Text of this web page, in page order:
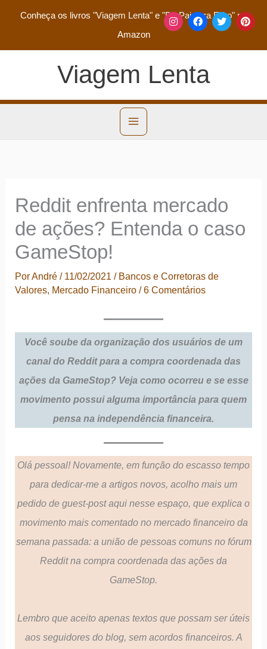
Conheça os livros "Viagem Lenta" e "De Pai para Filho"na
Amazon
Viagem Lenta
Reddit enfrenta mercado
de ações? Entenda o caso
GameStop!
PorAndré/ 11/02/2021/ Bancos e Corretoras de
Valores, Mercado Financeiro /6 Comentários
Você soube da organização dos usuários de um
canal do Reddit para a compra coordenada das
ações da GameStop? Veja como ocorreu e se esse
movimento possui alguma importância para quem
pensa na independência financeira.
Olá pessoal! Novamente, em função do escasso tempo
para dedicar-me a artigos novos, acolho mais um
pedido de guest-post aqui nesse espaço, que explica o
movimento mais comentado no mercado financeiro da
semana passada: a união de pessoas comuns no fórum
Reddit na compra coordenada das ações da
GameStop.
Lembro que aceito apenas textos que possam ser úteis
aos seguidores do blog, sem acordos financeiros. A